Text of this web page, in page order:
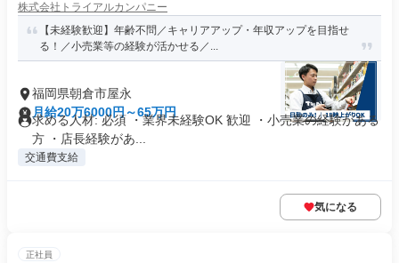
株式会社トライアルカンパニー
【未経験歓迎】年齢不問／キャリアアップ・年収アップを目指せ
る！／小売業等の経験が活かせる／...
福岡県朝倉市屋永
月給20万6000円～65万円
求める人材: 必須 ・業界未経験OK 歓迎 ・小売業の経験がある
方 ・店長経験があ...
交通費支給
気になる
正社員